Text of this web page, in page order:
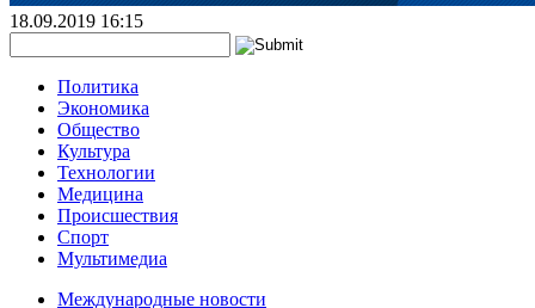
18.09.2019 16:15
Политика
Экономика
Общество
Культура
Технологии
Медицина
Происшествия
Спорт
Мультимедиа
Международные новости